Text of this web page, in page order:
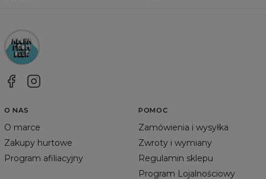
O NAS
O marce
Zakupy hurtowe
Program afiliacyjny
POMOC
Zamówienia i wysyłka
Zwroty i wymiany
Regulamin sklepu
Program Lojalnościowy